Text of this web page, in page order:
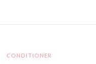
CONDITIONER